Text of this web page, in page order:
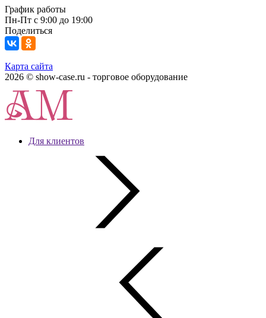
График работы
Пн-Пт с 9:00 до 19:00
Поделиться
Карта сайта
2026 © show-case.ru - торговое оборудование
Для клиентов